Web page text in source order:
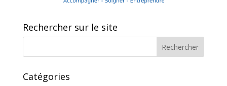
Rechercher sur le site
Catégories